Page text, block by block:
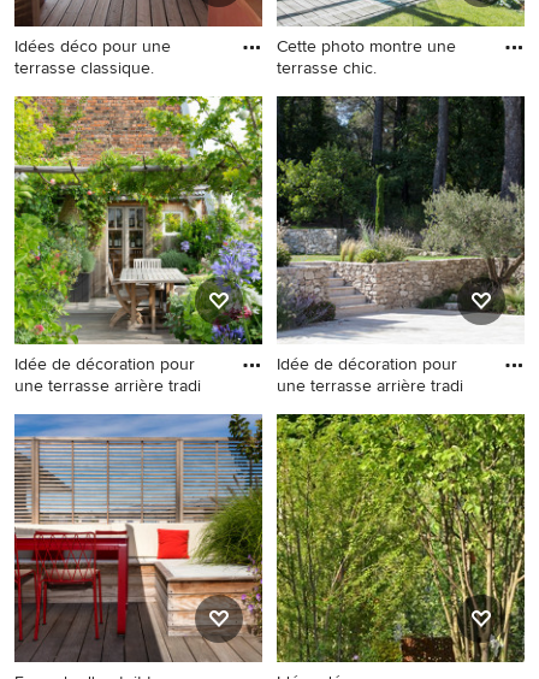
Idées déco pour une
terrasse classique.
Idées déco pour une terrasse
classique.
Cette photo montre une
terrasse chic.
Cette photo montre une
terrasse chic.
Idée de décoration pour
une terrasse arrière tradi
Idée de décoration pour une
terrasse arrière tradition de
taille moyenne avec une
pergola.
Idée de décoration pour
une terrasse arrière tradi
Idée de décoration pour une
terrasse arrière tradition.